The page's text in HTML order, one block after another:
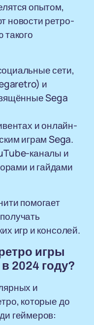
опытом,
новости ретро-
сети,
и
Sega
и онлайн-
играм Sega.
каналы и
и гайдами
помогает
игр и консолей.
игры
2024 году?
и
которые до
геймеров: